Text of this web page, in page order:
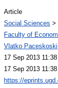
Article
Social Sciences >
Faculty of
Vlatko Paceskoski
17 Sep 2013 11:38
17 Sep 2013 11:38
https://